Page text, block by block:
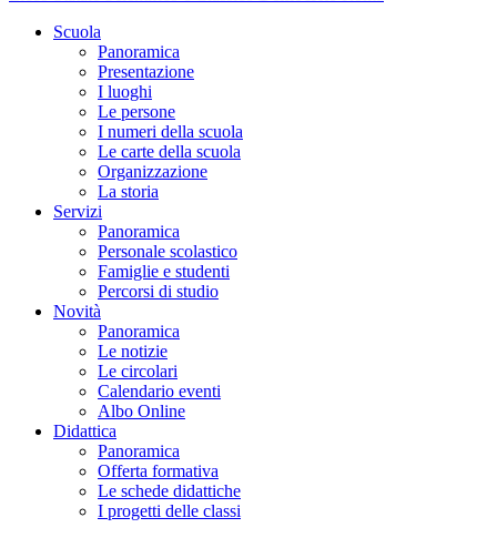
Scuola
Panoramica
Presentazione
I luoghi
Le persone
I numeri della scuola
Le carte della scuola
Organizzazione
La storia
Servizi
Panoramica
Personale scolastico
Famiglie e studenti
Percorsi di studio
Novità
Panoramica
Le notizie
Le circolari
Calendario eventi
Albo Online
Didattica
Panoramica
Offerta formativa
Le schede didattiche
I progetti delle classi